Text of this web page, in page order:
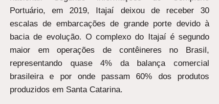
Portuário, em 2019, Itajaí deixou de receber 30
escalas de embarcações de grande porte devido à
bacia de evolução. O complexo do Itajaí é segundo
maior em operações de contêineres no Brasil,
representando quase 4% da balança comercial
brasileira e por onde passam 60% dos produtos
produzidos em Santa Catarina.